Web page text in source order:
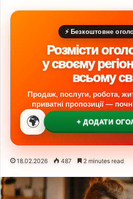
⚡ Безкоштовне
Розмісти
у своєму
всьому
Продаж, послуги, робота,
приватні пропозиції —
🌍 + ДОДАТИ
18.02.2026 487 2 minutes read